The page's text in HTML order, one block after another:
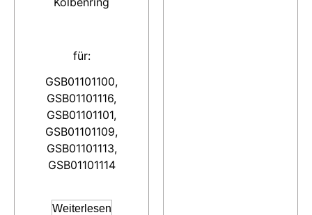
für:
GSB01101100,
GSB01101116,
GSB01101101,
GSB01101109,
GSB01101113,
GSB01101114
Weiterlesen